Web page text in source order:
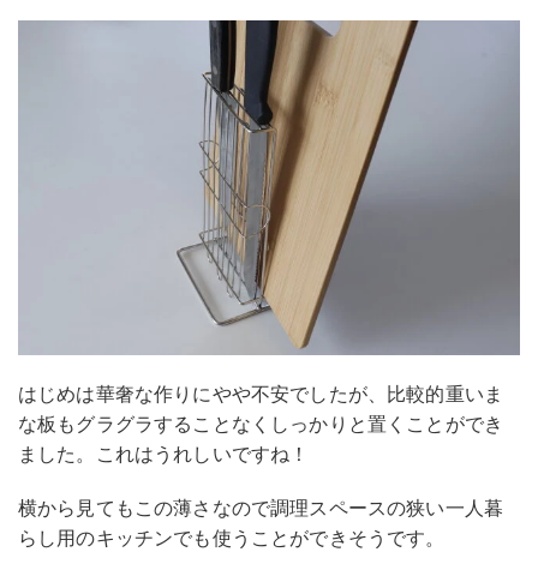
はじめは華奢な作りにやや不安でしたが、比較的重いま
な板もグラグラすることなくしっかりと置くことができ
ました。これはうれしいですね！
横から見てもこの薄さなので調理スペースの狭い一人暮
らし用のキッチンでも使うことができそうです。